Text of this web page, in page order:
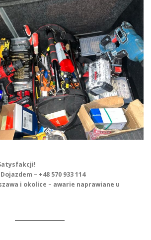
– +48 570 933 114
i okolice – awarie naprawiane u